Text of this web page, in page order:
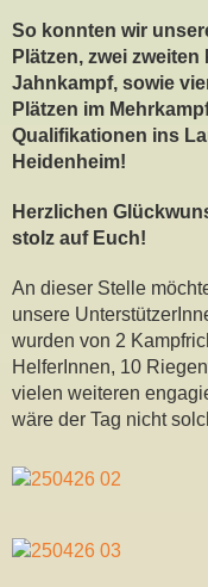
So konnten wir
Plätzen, zwei
Jahnkampf, sowie
Plätzen im
Qualifikationen ins
Heidenheim!
Herzlichen
stolz auf Euch!
An dieser Stelle
unsere
wurden von 2
HelferInnen, 10
vielen weiteren
wäre der Tag nicht